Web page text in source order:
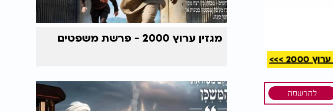
>>>
להרשמה
מגזין ערוץ 2000 - פרשת משפטים